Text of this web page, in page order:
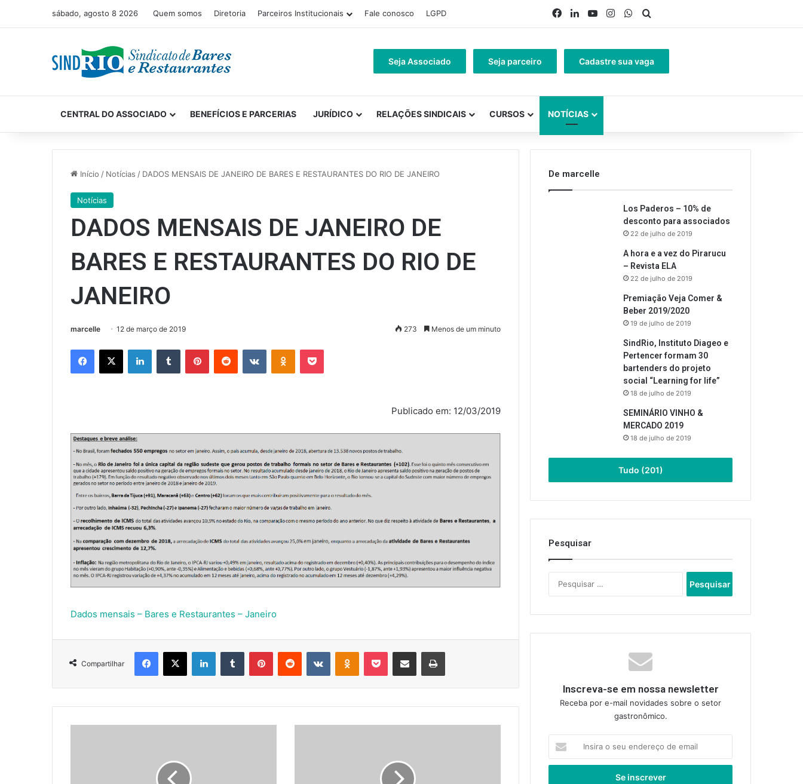
sábado, agosto 8 2026 Quem somos Diretoria Parceiros Institucionais Fale conosco LGPD Facebook
LinkedinYouTubeInstagramWhatsApp
Seja Associado Seja parceiro Cadastre sua vaga
CENTRAL DO ASSOCIADO BENEFÍCIOS E PARCERIAS JURÍDICO RELAÇÕES SINDICAIS CURSOS NOTÍCIAS
Início / Notícias / DADOS MENSAIS DE JANEIRO DE BARES E RESTAURANTES DO RIO DE JANEIRO
Notícias
DADOS MENSAIS DE JANEIRO DE
BARES E RESTAURANTES DO RIO DE
JANEIRO
marcelle 12 de março de 2019 273 Menos de um minuto
Facebook
X LinkedinTumblr PinterestReddit VK OK Pocket
Publicado em: 12/03/2019
Dados mensais – Bares e Restaurantes – Janeiro
Compartilhar
Facebook
X LinkedinTumblr PinterestReddit VK OK Pocket Compartilhar via e-mail Imprimir
De marcelle
Los Paderos – 10% de
desconto para associados
22 de julho de 2019
A hora e a vez do Pirarucu
– Revista ELA
22 de julho de 2019
Premiação Veja Comer &
Beber 2019/2020
19 de julho de 2019
SindRio, Instituto Diageo e
Pertencer formam 30
bartenders do projeto
social “Learning for life”
18 de julho de 2019
SEMINÁRIO VINHO &
MERCADO 2019
18 de julho de 2019
Tudo (201)
Pesquisar
por:
Inscreva-se em nossa newsletter
Receba por e-mail novidades sobre o setor
gastronômico.
seu